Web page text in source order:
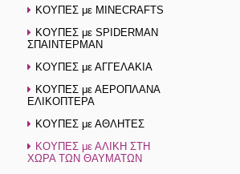
ΚΟΥΠΕΣ με MINECRAFTS
ΚΟΥΠΕΣ με SPIDERMAN
ΣΠΑΙΝΤΕΡΜΑΝ
ΚΟΥΠΕΣ με ΑΓΓΕΛΑΚΙΑ
ΚΟΥΠΕΣ με ΑΕΡΟΠΛΑΝΑ
ΕΛΙΚΟΠΤΕΡΑ
ΚΟΥΠΕΣ με ΑΘΛΗΤΕΣ
ΚΟΥΠΕΣ με ΑΛΙΚΗ ΣΤΗ
ΧΩΡΑ ΤΩΝ ΘΑΥΜΑΤΩΝ